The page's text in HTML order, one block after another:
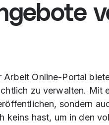
Arbeit Online-Portal
zu verwalten. Mit
sondern
keins hast, um in den